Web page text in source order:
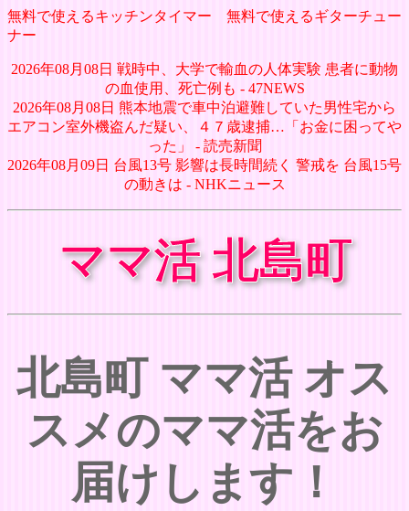
無料で使えるキッチンタイマー
無料で使えるギターチュー
ナー
2026年08月08日 戦時中、大学で輸血の人体実験 患者に動物
の血使用、死亡例も - 47NEWS
2026年08月08日 熊本地震で車中泊避難していた男性宅から
エアコン室外機盗んだ疑い、４７歳逮捕…「お金に困ってや
った」 - 読売新聞
2026年08月09日 台風13号 影響は長時間続く 警戒を 台風15号
の動きは - NHKニュース
ママ活 北島町
北島町 ママ活 オス
スメのママ活をお
届けします！